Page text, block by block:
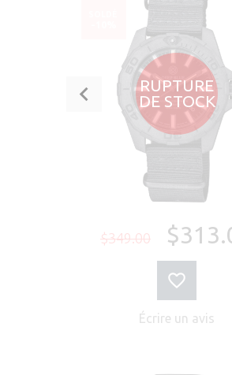
RUPTURE
DE STOCK
$349.00
Écrire un avis